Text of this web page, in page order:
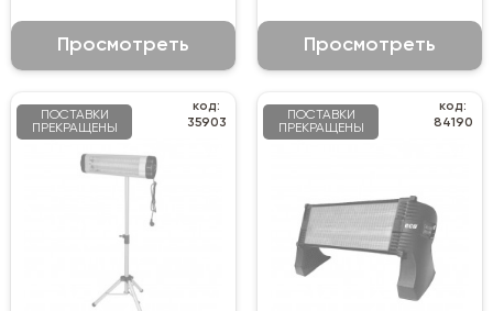
Просмотреть Просмотреть
ПОСТАВКИ
ПРЕКРАЩЕНЫ
код:
35903
ПОСТАВКИ
ПРЕКРАЩЕНЫ
код:
84190